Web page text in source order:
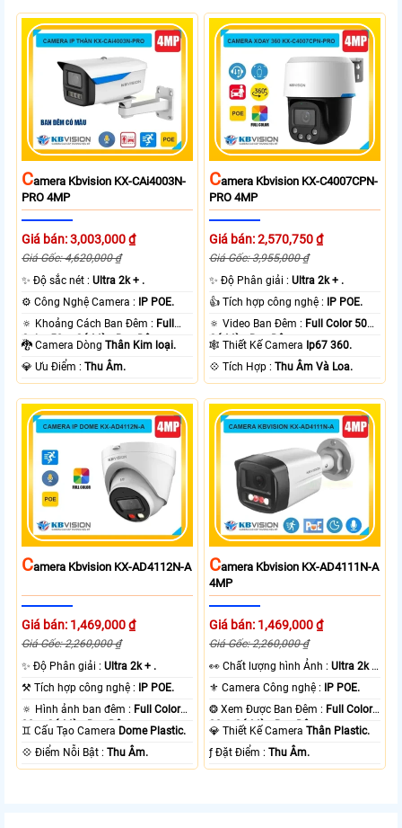
CAmera Kbvision KX-CAi4003N-
PRO 4MP
Giá bán: 3,003,000 ₫
Giá Gốc: 4,620,000 ₫
✨ Độ sắc nét :Ultra 2k + .
⚙ Công Nghệ Camera :
IP POE.
🔅 Khoảng Cách Ban Đêm : Full
Color 50m Có Màu Ban Ðêm.
🐉️ Camera DòngThân Kim loại.
️💎 Ưu Điểm :Thu Âm.
CAmera Kbvision KX-C4007CPN-
PRO 4MP
Giá bán: 2,570,750 ₫
Giá Gốc: 3,955,000 ₫
✨ Độ Phân giải :Ultra 2k + .
👍 Tích hợp công nghệ :
IP POE.
🔅 Video Ban Đêm : Full Color 50m
Có Màu Ban Ðêm.
🕸️ Thiết Kế Camera Ip67 360.
️💠 Tích Hợp :Thu Âm Và Loa.
CAmera Kbvision KX-AD4112N-A
Giá bán: 1,469,000 ₫
Giá Gốc: 2,260,000 ₫
✨ Độ Phân giải :Ultra 2k + .
⚒ Tích hợp công nghệ : IP POE.
🔅 Hình ảnh ban đêm : Full Color
30m Có Màu Ban Ðêm.
♊ Cấu Tạo Camera Dome Plastic.
️💠 Điểm Nỗi Bật :Thu Âm.
CAmera Kbvision KX-AD4111N-A
4MP
Giá bán: 1,469,000 ₫
Giá Gốc: 2,260,000 ₫
️👀 Chất lượng hình Ảnh :Ultra 2k +
⚜️ Camera Công nghệ : IP POE.
❂ Xem Được Ban Đêm : Full Color
30m Có Màu Ban Ðêm.
💎 Thiết Kế CameraThân Plastic.
️ƒ Đặt Điểm :Thu Âm.